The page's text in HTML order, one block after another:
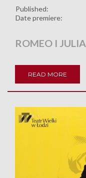
Published:
Date premiere:
ROMEO I JULIA
READ MORE